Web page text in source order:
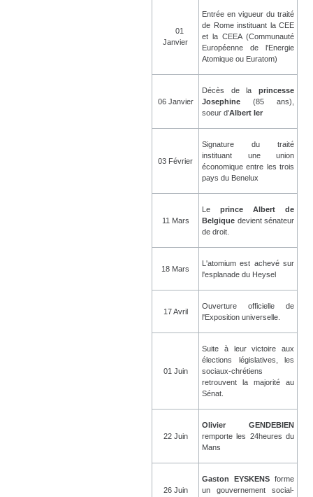
01
Janvier
Entrée en vigueur du traité
de Rome instituant la CEE
et la CEEA (Communauté
Européenne de l'Energie
Atomique ou Euratom)
06 Janvier
Décès de la princesse
Josephine (85 ans),
soeur d'Albert Ier
03 Février
Signature du traité
instituant une union
économique entre les trois
pays du Benelux
11 Mars
Le prince Albert de
Belgique devient sénateur
de droit.
18 Mars
L'atomium est achevé sur
l'esplanade du Heysel
17 Avril
Ouverture officielle de
l'Exposition universelle.
01 Juin
Suite à leur victoire aux
élections législatives, les
sociaux-chrétiens
retrouvent la majorité au
Sénat.
22 Juin
Olivier GENDEBIEN
remporte les 24heures du
Mans
26 Juin
Gaston EYSKENS forme
un gouvernement social-